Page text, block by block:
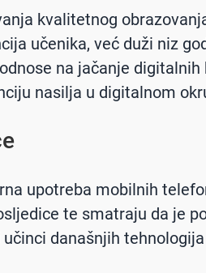
kvalitetnog
učenika, već duži niz
na jačanje
nasilja u digitalnom
upotreba mobilnih
te smatraju da je
današnjih